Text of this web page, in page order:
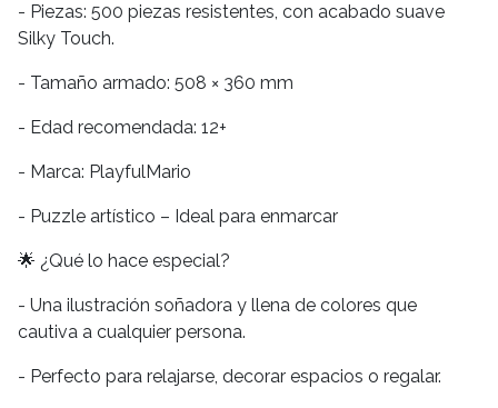
- Piezas: 500 piezas resistentes, con acabado suave
Silky Touch.
- Tamaño armado: 508 × 360 mm
- Edad recomendada: 12+
- Marca: PlayfulMario
- Puzzle artístico – Ideal para enmarcar
🌟 ¿Qué lo hace especial?
- Una ilustración soñadora y llena de colores que
cautiva a cualquier persona.
- Perfecto para relajarse, decorar espacios o regalar.